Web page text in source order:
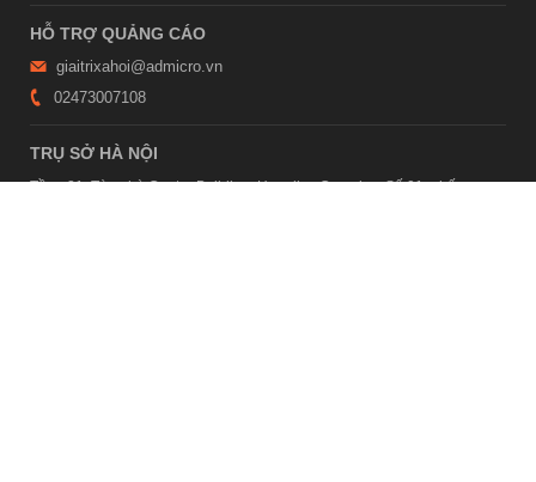
HỖ TRỢ QUẢNG CÁO
giaitrixahoi@admicro.vn
02473007108
TRỤ SỞ HÀ NỘI
Tầng 21, Tòa nhà Center Building, Hapulico Complex, Số 01, phố